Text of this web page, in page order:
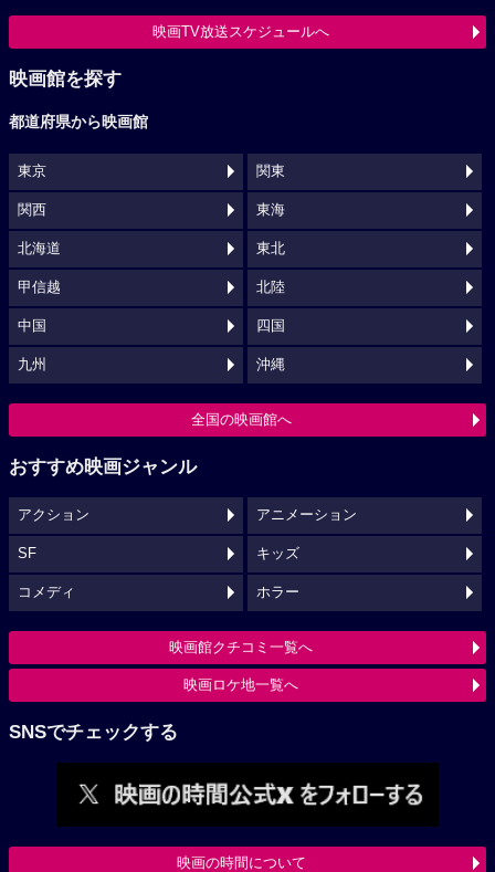
映画TV放送スケジュールへ
映画館を探す
都道府県から映画館
東京 関東
関西 東海
北海道 東北
甲信越 北陸
中国 四国
九州 沖縄
全国の映画館へ
おすすめ映画ジャンル
アクション アニメーション
SF キッズ
コメディ ホラー
映画館クチコミ一覧へ
映画ロケ地一覧へ
SNSでチェックする
映画の時間について